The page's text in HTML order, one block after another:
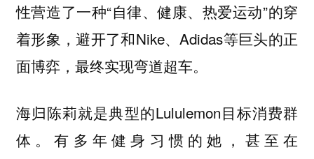
性营造了一种“自律、健康、热爱运动”的穿
着形象，避开了和Nike、Adidas等巨头的正
面博弈，最终实现弯道超车。
海归陈莉就是典型的Lululemon目标消费群
体。有多年健身习惯的她，甚至在